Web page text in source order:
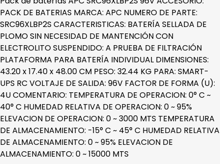
PACK DE BATERIAS MARCA: APC NUMERO DE PARTE:
SRC96XLBP2S CARACTERISTICAS: BATERÍA SELLADA DE
PLOMO SIN NECESIDAD DE MANTENCIÓN CON
ELECTROLITO SUSPENDIDO: A PRUEBA DE FILTRACIÓN
PLATAFORMA PARA BATERÍA INDIVIDUAL DIMENSIONES:
43.20 x 17.40 x 48.00 CM PESO: 32.44 KG PARA: SMART-
UPS RC VOLTAJE DE SALIDA: 96V FACTOR DE FORMA (U):
4U COMENTARIO: TEMPERATURA DE OPERACION: 0° C ~
40° C HUMEDAD RELATIVA DE OPERACION: 0 ~ 95%
ELEVACION DE OPERACION: 0 ~ 3000 MTS TEMPERATURA
DE ALMACENAMIENTO: -15° C ~ 45° C HUMEDAD RELATIVA
DE ALMACENAMIENTO: 0 ~ 95% ELEVACION DE
ALMACENAMIENTO: 0 ~ 15000 MTS